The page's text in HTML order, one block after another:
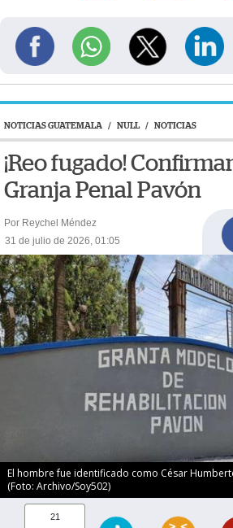
NOTICIAS GUATEMALA / NULL / NOTICIAS
¡Reo fugado!
Granja Penal Pavón
Por Reychel Méndez
31 de julio de 2026, 01:05
El hombre fue identificado como César
(Foto: Archivo/Soy502)
21